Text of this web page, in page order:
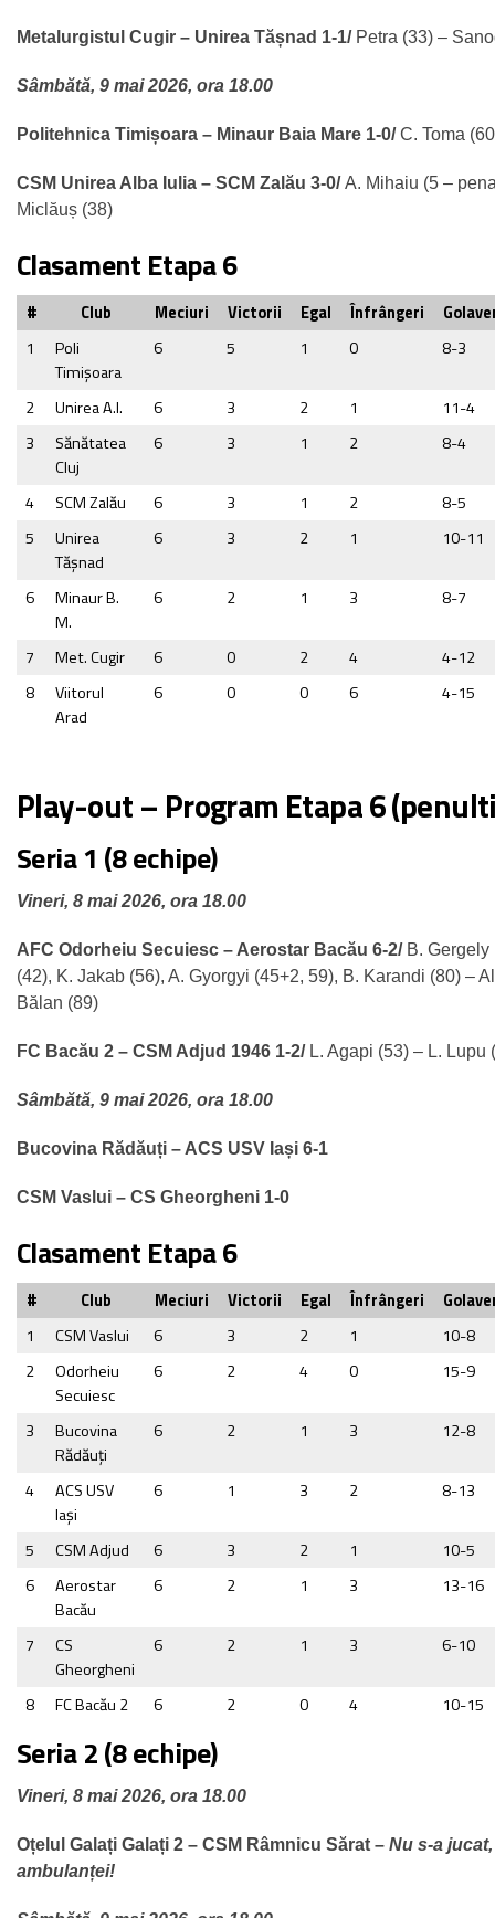
Metalurgistul Cugir – Unirea Tășnad 1-1/ Petra (33) –
Sâmbătă, 9 mai 2026, ora 18.00
Politehnica Timișoara – Minaur Baia Mare 1-0/C. Toma
CSM Unirea Alba Iulia – SCM Zalău 3-0/A. Mihaiu (5 –
Miclăuș (38)
Clasament Etapa 6
# Club Meciuri Victorii Egal Înfrângeri
1
Poli
Timișoara
6 5 1 0 8-3
2 Unirea A.I. 6 3 2 1
11-4
3
Sănătatea
Cluj
6 3 1 2 8-4
4 SCM Zalău 6 3 1 2
8-5
5
Unirea
Tăşnad
6 3 2 1 10-11
6
Minaur B.
M.
6 2 1 3 8-7
7 Met. Cugir 6 0 2 4
4-12
8
Viitorul
Arad
6 0 0 6 4-15
Play-out – Program Etapa 6
Seria 1 (8 echipe)
Vineri, 8 mai 2026, ora 18.00
AFC Odorheiu Secuiesc – Aerostar Bacău 6-2/ B. Gergely
(42), K. Jakab (56), A. Gyorgyi (45+2, 59), B. Karandi (80) –
Bălan (89)
FC Bacău 2 – CSM Adjud 1946 1-2/L. Agapi (53) – L. Lupu
Sâmbătă, 9 mai 2026, ora 18.00
Bucovina Rădăuți – ACS USV Iași 6-1
CSM Vaslui – CS Gheorgheni 1-0
Clasament Etapa 6
# Club Meciuri Victorii Egal Înfrângeri
1
CSM Vaslui 6 3 2 1
10-8
2
Odorheiu
Secuiesc
6 2 4 0 15-9
3
Bucovina
Rădăuţi
6 2 1 3 12-8
4
ACS USV
Iaşi
6 1 3 2 8-13
5 CSM Adjud 6 3 2 1
10-5
6
Aerostar
Bacău
6 2 1 3 13-16
7
CS
Gheorgheni
6 2 1 3 6-10
8 FC Bacău 2 6 2 0 4 10-15
Seria 2 (8 echipe)
Vineri, 8 mai 2026, ora 18.00
Oțelul Galați Galați 2 – CSM Râmnicu Sărat – Nu s-a
ambulanței!